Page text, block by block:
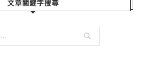
文章關鍵字搜尋